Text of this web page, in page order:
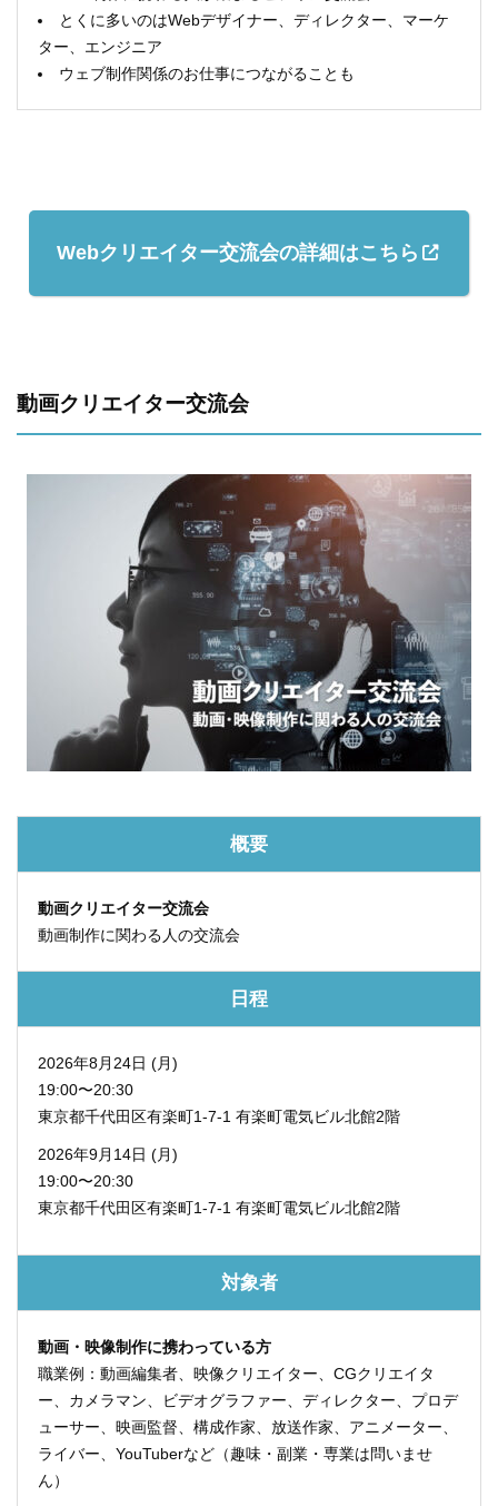
とくに多いのはWebデザイナー、ディレクター、マーケ
ター、エンジニア
ウェブ制作関係のお仕事につながることも
Webクリエイター交流会の詳細はこちら
動画クリエイター交流会
概要
動画クリエイター交流会
動画制作に関わる人の交流会
日程
2026年8月24日 (月)
19:00〜20:30
東京都千代田区有楽町1-7-1 有楽町電気ビル北館2階
2026年9月14日 (月)
19:00〜20:30
東京都千代田区有楽町1-7-1 有楽町電気ビル北館2階
対象者
動画・映像制作に携わっている方
職業例：動画編集者、映像クリエイター、CGクリエイタ
ー、カメラマン、ビデオグラファー、ディレクター、プロデ
ューサー、映画監督、構成作家、放送作家、アニメーター、
ライバー、YouTuberなど（趣味・副業・専業は問いませ
ん）